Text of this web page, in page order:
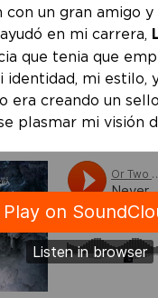
con un gran amigo y
en mi carrera,
que tenia que
identidad, mi estilo,
era creando un
plasmar mi visión